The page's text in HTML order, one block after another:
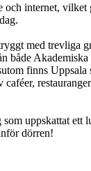
och internet, vilket
med trevliga
både Akademiska
finns Uppsala
caféer,
uppskattat ett
dörren!